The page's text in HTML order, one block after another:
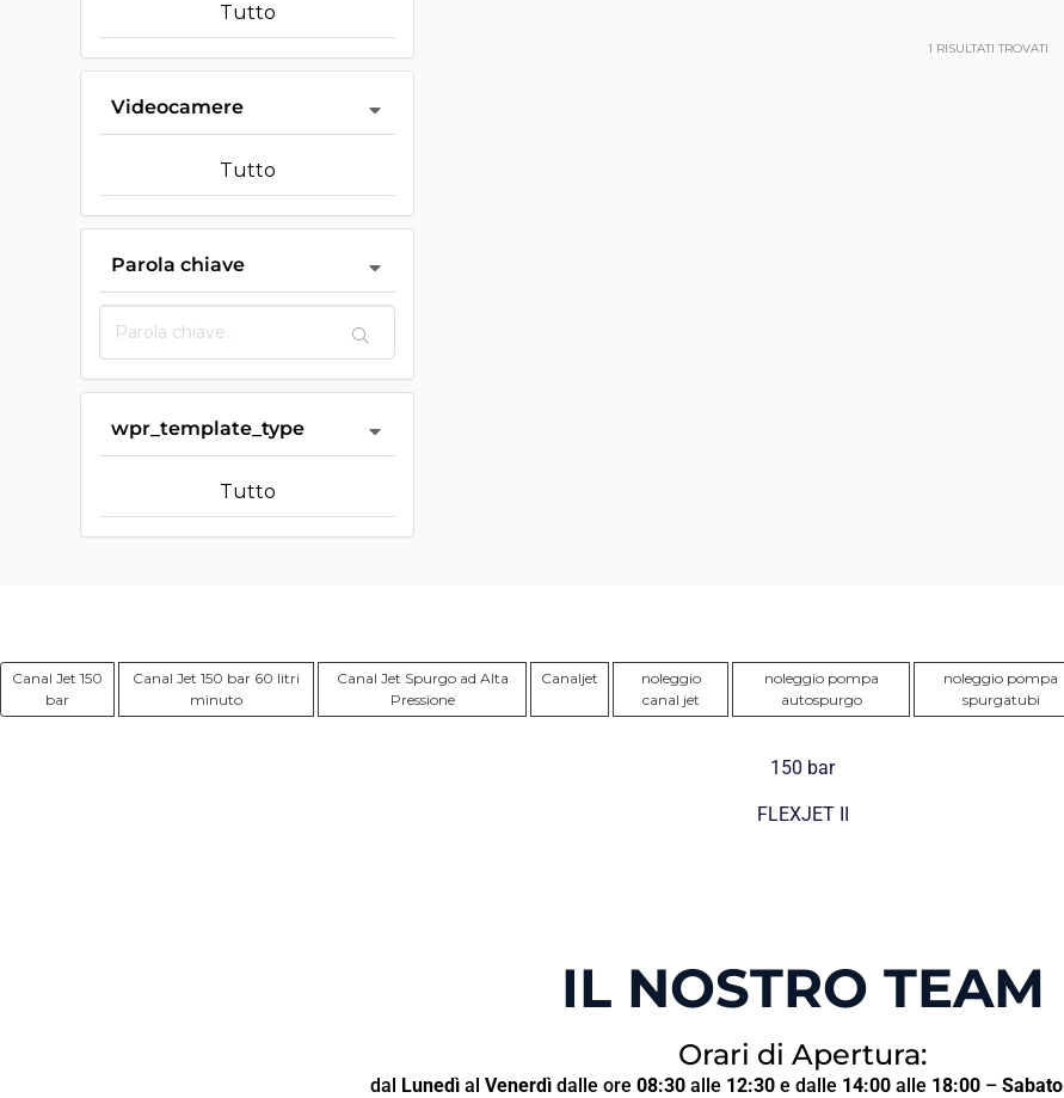
Tutto
Videocamere
Tutto
Parola chiave
wpr_template_type
Tutto
1 RISULTATI TROVATI
Canal Jet 150
bar
Canal Jet 150 bar 60 litri
minuto
Canal Jet Spurgo ad Alta
Pressione
Canaljet
noleggio
canal jet
noleggio pompa
autospurgo
noleggio pompa
spurgatubi
150 bar
FLEXJET II
IL NOSTRO TEAM
Orari di Apertura:
dal Lunedìal Venerdìdalle ore 08:30alle 12:30e dalle 14:00alle 18:00– Sabato